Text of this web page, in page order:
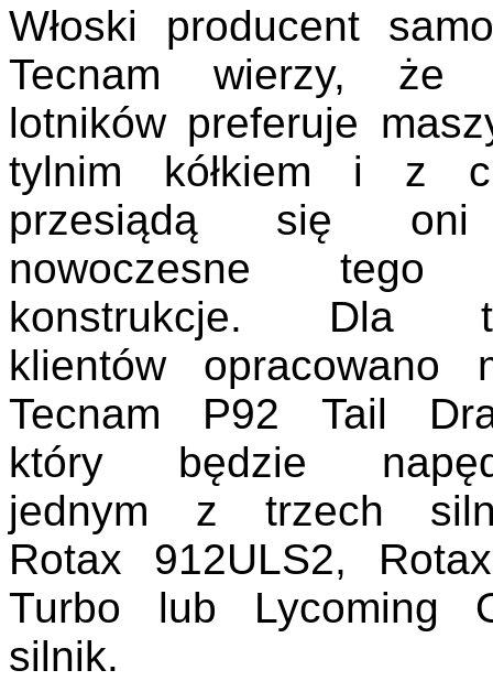
Włoski producent
Tecnam wierzy, że
lotników preferuje
tylnim kółkiem i z
przesiądą się
nowoczesne tego
konstrukcje. Dla
klientów opracowano
Tecnam P92 Tail
który będzie
jednym z trzech
Rotax 912ULS2,
Turbo lub Lycoming
silnik.